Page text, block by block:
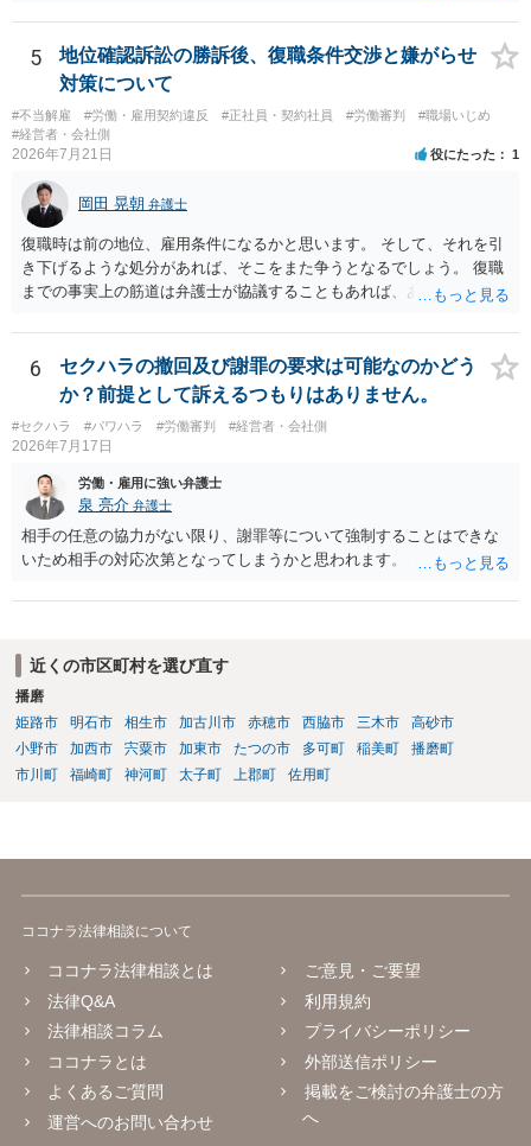
の弁護士にご相談ください。 以上、ご参考まで。
わからない，そういう状態なのであれば，その点を検討していくこと
から始めるのがよいと思います。
5
地位確認訴訟の勝訴後、復職条件交渉と嫌がらせ
対策について
#不当解雇 #労働・雇用契約違反 #正社員・契約社員 #労働審判
#職場いじめ
#経営者・会社側
2026年7月21日 役にたった 1
岡田 晃朝 弁護士
復職時は前の地位、雇用条件になるかと思います。 そして、それを引
き下げるような処分があれば、そこをまた争うとなるでしょう。 復職
までの事実上の筋道は弁護士が協議することもあれば、あなたがご自
ょうから、別途費用が発生することもありますが、出勤日時の設定く
らいならサービスでしてくれるかもしれません。
6
セクハラの撤回及び謝罪の要求は可能なのかどう
か？前提として訴えるつもりはありません。
#セクハラ #パワハラ #労働審判 #経営者・会社側
2026年7月17日
労働・雇用に強い弁護士
泉 亮介 弁護士
相手の任意の協力がない限り、謝罪等について強制することはできな
いため相手の対応次第となってしまうかと思われます。
近くの市区町村を選び直す
播磨
姫路市
明石市 相生市 加古川市 赤穂市 西脇市 三木市
高砂市
小野市
加西市 宍粟市 加東市 たつの市 多可町 稲美町
播磨町
市川町
福崎町 神河町 太子町 上郡町 佐用町
ココナラ法律相談について
ココナラ法律相談とは
法律Q&A
法律相談コラム
ココナラとは
よくあるご質問
運営へのお問い合わせ
ご意見・ご要望
利用規約
プライバシーポリシー
外部送信ポリシー
掲載をご検討の弁護士の方
へ